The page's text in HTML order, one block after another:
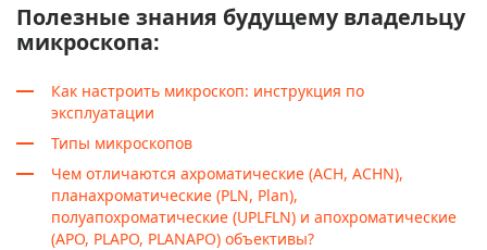
Полезные знания будущему владельцу
микроскопа:
Как настроить микроскоп: инструкция по
эксплуатации
Типы микроскопов
Чем отличаются ахроматические (ACH, ACHN),
планахроматические (PLN, Plan),
полуапохроматические (UPLFLN) и апохроматические
(APO, PLAPO, PLANAPO) объективы?